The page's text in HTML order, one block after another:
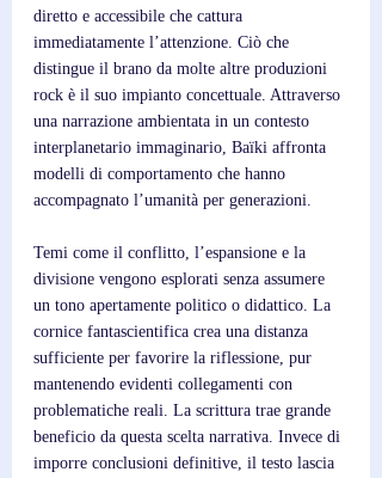
diretto e accessibile che cattura
immediatamente l’attenzione. Ciò che
distingue il brano da molte altre produzioni
rock è il suo impianto concettuale. Attraverso
una narrazione ambientata in un contesto
interplanetario immaginario, Baïki affronta
modelli di comportamento che hanno
accompagnato l’umanità per generazioni.
Temi come il conflitto, l’espansione e la
divisione vengono esplorati senza assumere
un tono apertamente politico o didattico. La
cornice fantascientifica crea una distanza
sufficiente per favorire la riflessione, pur
mantenendo evidenti collegamenti con
problematiche reali. La scrittura trae grande
beneficio da questa scelta narrativa. Invece di
imporre conclusioni definitive, il testo lascia